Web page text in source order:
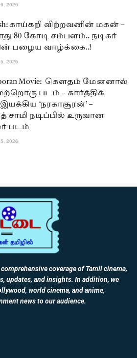
2026
காய்கறி விற்றவனின் மகன் –
80 கோடி சம்பளம்.. நடிகர்
பழைய வாழ்க்கை..!
2026
Movie: கௌதம் மேனனால்
படம் – கார்த்திக்
‘நரகாசூரன்’ –
சாமி நடிப்பில் உருவான
படம்
2026
coverage of Tamil cinema,
updates, and insights. In addition, we
world cinema, and anime,
news to our audience.